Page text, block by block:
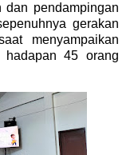
dan pendampingan
gerakan
menyampaikan
hadapan 45 orang